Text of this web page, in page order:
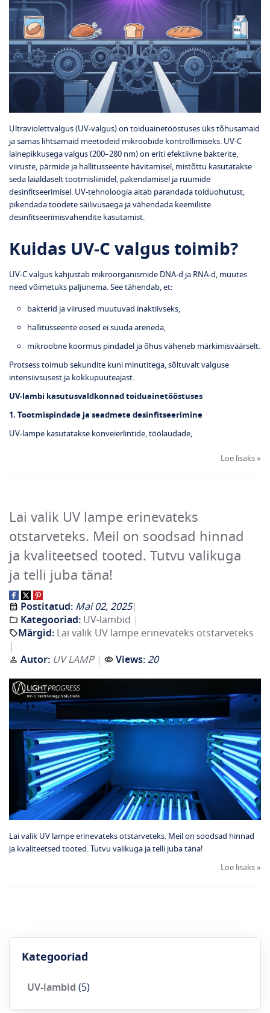
Ultraviolettvalgus (UV‑valgus) on toiduainetööstuses üks tõhusamaid
ja samas lihtsamaid meetodeid mikroobide kontrollimiseks. UV‑C
lainepikkusega valgus (200–280 nm) on eriti efektiivne bakterite,
viiruste, pärmide ja hallitusseente hävitamisel, mistõttu kasutatakse
seda laialdaselt tootmisliinidel, pakendamisel ja ruumide
desinfitseerimisel. UV‑tehnoloogia aitab parandada toiduohutust,
pikendada toodete säilivusaega ja vähendada keemiliste
desinfitseerimisvahendite kasutamist.
Kuidas UV‑C valgus toimib?
UV‑C valgus kahjustab mikroorganismide DNA‑d ja RNA‑d, muutes
need võimetuks paljunema. See tähendab, et:
bakterid ja viirused muutuvad inaktiivseks,
hallitusseente eosed ei suuda areneda,
mikroobne koormus pindadel ja õhus väheneb märkimisväärselt.
Protsess toimub sekundite kuni minutitega, sõltuvalt valguse
intensiivsusest ja kokkupuuteajast.
UV‑lambi kasutusvaldkonnad toiduainetööstuses
1. Tootmispindade ja seadmete desinfitseerimine
UV‑lampe kasutatakse konveierlintide, töölaudade,
Loe lisaks »
Lai valik UV lampe erinevateks
otstarveteks. Meil on soodsad hinnad
ja kvaliteetsed tooted. Tutvu valikuga
ja telli juba täna!
Postitatud: Mai 02, 2025
Kategooriad: UV-lambid
Märgid: Lai valik UV lampe erinevateks otstarveteks
Autor: UV LAMP Views:20
Lai valik UV lampe erinevateks otstarveteks. Meil on soodsad hinnad
ja kvaliteetsed tooted. Tutvu valikuga ja telli juba täna!
Loe lisaks »
Kategooriad
UV-lambid (5)